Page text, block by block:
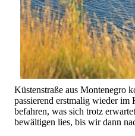
Küstenstraße aus Montenegro
passierend erstmalig wieder im
befahren, was sich trotz
bewältigen lies, bis wir dann